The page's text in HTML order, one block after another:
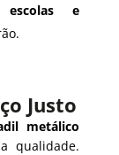
escolas e
Justo
metálico
qualidade.